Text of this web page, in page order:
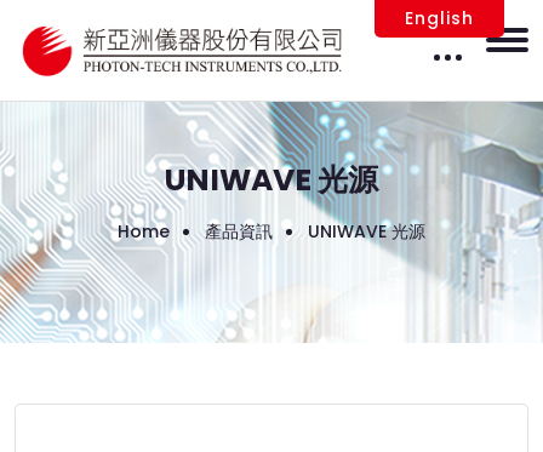
English
UNIWAVE 光源
Home 產品資訊 UNIWAVE 光源